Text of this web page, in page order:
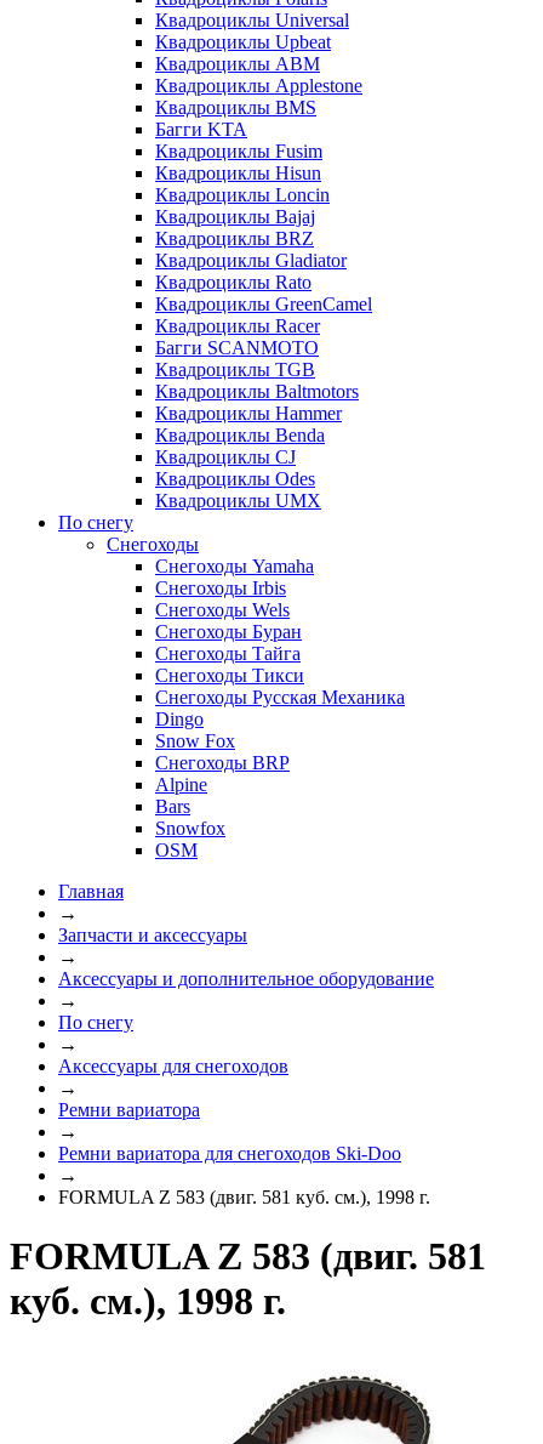
Квадроциклы Universal
Квадроциклы Upbeat
Квадроциклы ABM
Квадроциклы Applestone
Квадроциклы BMS
Багги KTA
Квадроциклы Fusim
Квадроциклы Hisun
Квадроциклы Loncin
Квадроциклы Bajaj
Квадроциклы BRZ
Квадроциклы Gladiator
Квадроциклы Rato
Квадроциклы GreenCamel
Квадроциклы Racer
Багги SCANMOTO
Квадроциклы TGB
Квадроциклы Baltmotors
Квадроциклы Hammer
Квадроциклы Benda
Квадроциклы CJ
Квадроциклы Odes
Квадроциклы UMX
По снегу
Снегоходы
Снегоходы Yamaha
Снегоходы Irbis
Снегоходы Wels
Снегоходы Буран
Снегоходы Тайга
Снегоходы Тикси
Снегоходы Русская Механика
Dingo
Snow Fox
Снегоходы BRP
Alpine
Bars
Snowfox
OSM
Главная
→
Запчасти и аксессуары
→
Аксессуары и дополнительное оборудование
→
По снегу
→
Аксессуары для снегоходов
→
Ремни вариатора
→
Ремни вариатора для снегоходов Ski-Doo
→
FORMULA Z 583 (двиг. 581 куб. см.), 1998 г.
FORMULA Z 583 (двиг. 581
куб. см.), 1998 г.